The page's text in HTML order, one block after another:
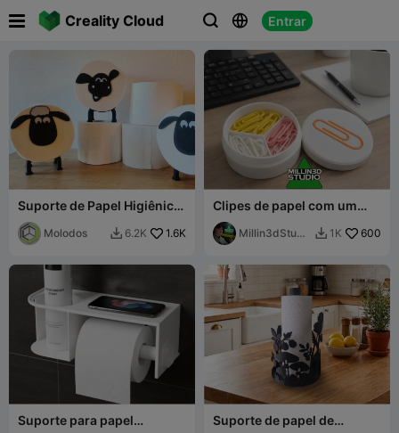
Creality Cloud   Entrar
 
Suporte de Papel Higiênico
de Ovelha Definitivo
Molodos  6.2K 1.6K
Clipes de papel com um
pote para clipes de papel
Millin3dStudi
 1K 600
Suporte para papel
Suporte de papel de